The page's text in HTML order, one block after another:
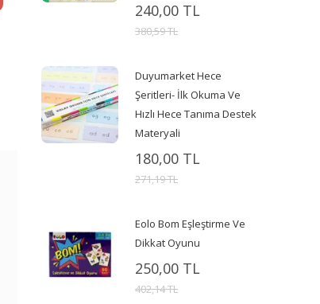
240,00 TL
380,59 TL
Duyumarket Hece
Şeritleri- İlk Okuma Ve
Hızlı Hece Tanıma Destek
Materyali
180,00 TL
271,19 TL
Eolo Bom Eşleştirme Ve
Dikkat Oyunu
250,00 TL
402,14 TL